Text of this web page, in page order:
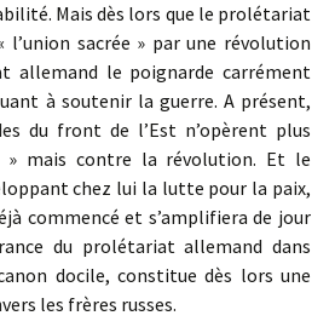
Mais dès lors que le prolétariat
l’union sacrée » par une révolution
allemand le poignarde carrément
à soutenir la guerre. A présent,
du front de l’Est n’opèrent plus
mais contre la révolution. Et le
chez lui la lutte pour la paix,
commencé et s’amplifiera de jour
du prolétariat allemand dans
docile, constitue dès lors une
les frères russes.